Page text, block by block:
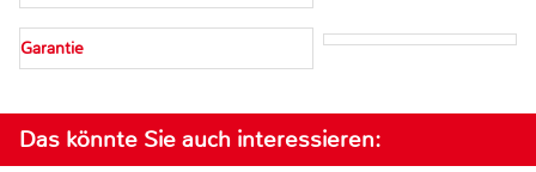
Garantie
Das könnte Sie auch interessieren: